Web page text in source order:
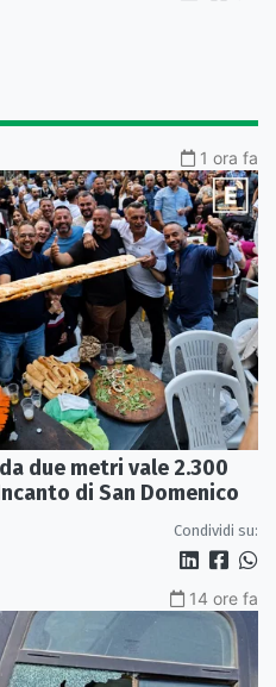
1 ora fa
due metri vale 2.300
di San Domenico
Condividi su:
14 ore fa